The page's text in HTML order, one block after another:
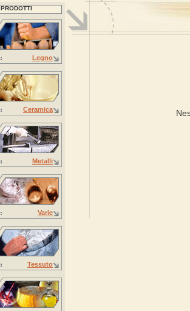
PRODOTTI
Legno
Ceramica
Metalli
Varie
Tessuto